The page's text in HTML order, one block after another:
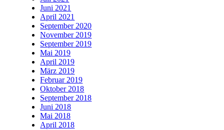
Juni 2021
April 2021
September 2020
November 2019
September 2019
Mai 2019
April 2019
März 2019
Februar 2019
Oktober 2018
September 2018
Juni 2018
Mai 2018
April 2018